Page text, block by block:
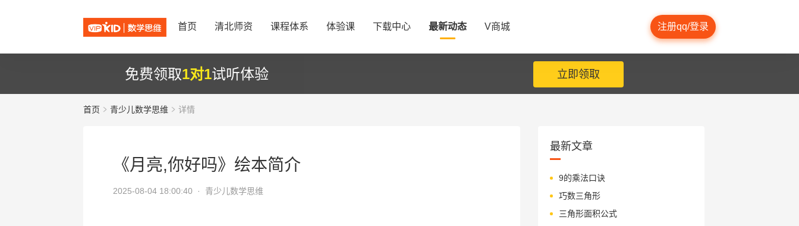
首页 清北师资 课程体系 体验课 下载中心 最新动态 V商城 注册qq/登录
免费领取1对1试听体验 立即领取
首页 青少儿数学思维 详情
《月亮,你好吗》绘本简介
2025-08-04 18:00:40 · 青少儿数学思维
最新文章
9的乘法口诀
巧数三角形
三角形面积公式